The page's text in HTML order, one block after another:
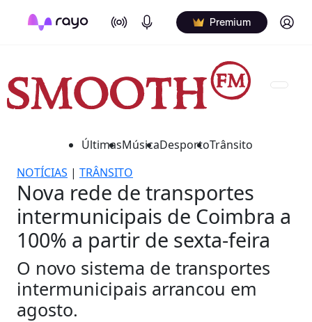
On Air Podcasts Premium Log in
ÚltimasMúsicaDesportoTrânsito
NOTÍCIAS | TRÂNSITO
Nova rede de transportes
intermunicipais de Coimbra a
100% a partir de sexta-feira
O novo sistema de transportes
intermunicipais arrancou em
agosto.